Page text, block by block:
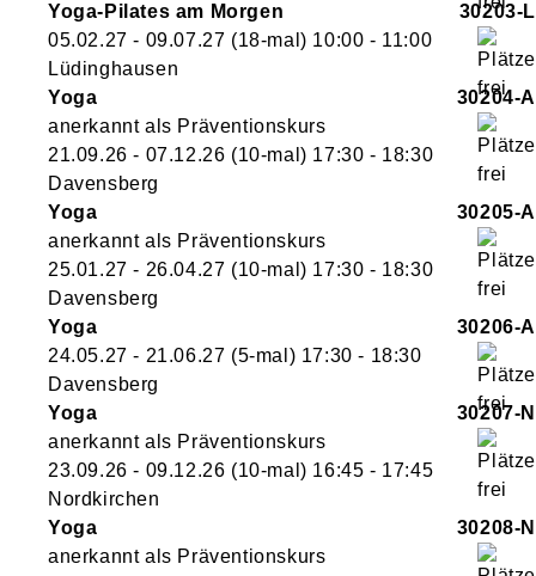
Yoga-Pilates am Morgen
30203-L
05.02.27 - 09.07.27 (18-mal) 10:00 - 11:00
Lüdinghausen
Yoga
30204-A
anerkannt als Präventionskurs
21.09.26 - 07.12.26 (10-mal) 17:30 - 18:30
Davensberg
Yoga
30205-A
anerkannt als Präventionskurs
25.01.27 - 26.04.27 (10-mal) 17:30 - 18:30
Davensberg
Yoga
30206-A
24.05.27 - 21.06.27 (5-mal) 17:30 - 18:30
Davensberg
Yoga
30207-N
anerkannt als Präventionskurs
23.09.26 - 09.12.26 (10-mal) 16:45 - 17:45
Nordkirchen
Yoga
30208-N
anerkannt als Präventionskurs